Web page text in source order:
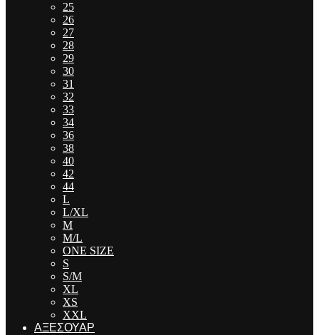
25
26
27
28
29
30
31
32
33
34
36
38
40
42
44
L
L/XL
M
M/L
ONE SIZE
S
S/M
XL
XS
XXL
ΑΞΕΣΟΥΑΡ